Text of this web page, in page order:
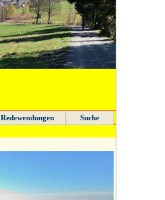
Redewendungen
Suche